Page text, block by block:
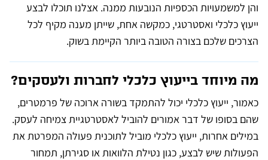
והן למשמעויות הכספיות הנובעות ממנה. אצלנו תוכלו לבצע
ייעוץ כלכלי ואסטרטגי, כמקשה אחת, שייתן מענה מקיף לכל
הצרכים שלכם בצורה הטובה ביותר הקיימת בשוק.
מה מיוחד בייעוץ כלכלי לחברות ולעסקים?
כאמור, ייעוץ כלכלי יכול להתמקד בשורה ארוכה של פרמטרים,
שהם בסופו של דבר אמורים להוביל לאסטרטגיית צמיחה לעסק.
במילים אחרות, ייעוץ כלכלי מוביל לתוכנית פעולה המפרטת את
הפעולות שיש לבצע, כגון נטילת הלוואות או סגירתן, תמחור